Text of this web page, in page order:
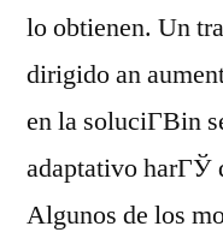
lo obtienen. Un
dirigido an
en la soluciГ­Віn
adaptativo harГЎ
Algunos de los